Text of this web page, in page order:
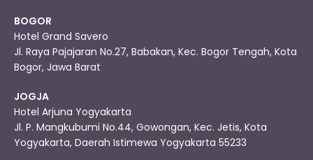
BOGOR
Hotel Grand Savero
Jl. Raya Pajajaran No.27, Babakan, Kec. Bogor Tengah, Kota
Bogor, Jawa Barat
JOGJA
Hotel Arjuna Yogyakarta
Jl. P. Mangkubumi No.44, Gowongan, Kec. Jetis, Kota
Yogyakarta, Daerah Istimewa Yogyakarta 55233